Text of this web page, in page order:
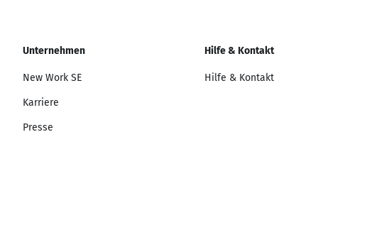
Unternehmen
New Work SE
Karriere
Presse
Hilfe & Kontakt
Hilfe & Kontakt